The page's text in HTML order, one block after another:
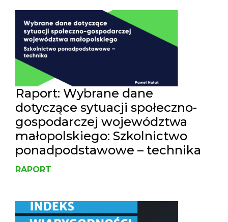
Raport: Wybrane dane
dotyczące sytuacji społeczno-
gospodarczej województwa
małopolskiego: Szkolnictwo
ponadpodstawowe – technika
RAPORT